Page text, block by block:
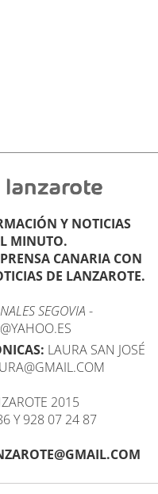
Y NOTICIAS
MINUTO.
CANARIA CON
DE LANZAROTE.
SEGOVIA -
LAURA SAN JOSÉ
2015
Y 928 07 24 87